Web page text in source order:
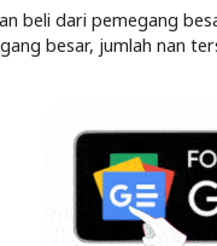
beli dari pemegang
besar, jumlah nan